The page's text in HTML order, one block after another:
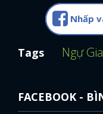
Nhấp
Tags Ngự
FACEBOOK -